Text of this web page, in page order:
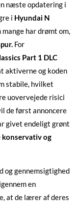
næste opdatering i
i Hyundai N
har drømt om,
For
Part 1 DLC
aktiverne og koden
stabile, hvilket
uovervejede risici
de først annoncere
givet endeligt grønt
konservativ og
og gennemsigtighed
en
at de lærer af deres